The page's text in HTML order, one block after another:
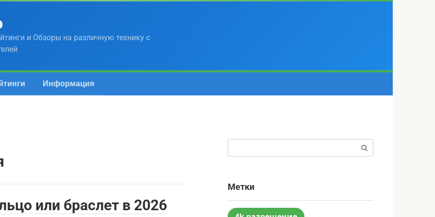
и Обзоры на различную технику с
Информация
или браслет в 2026
Метки